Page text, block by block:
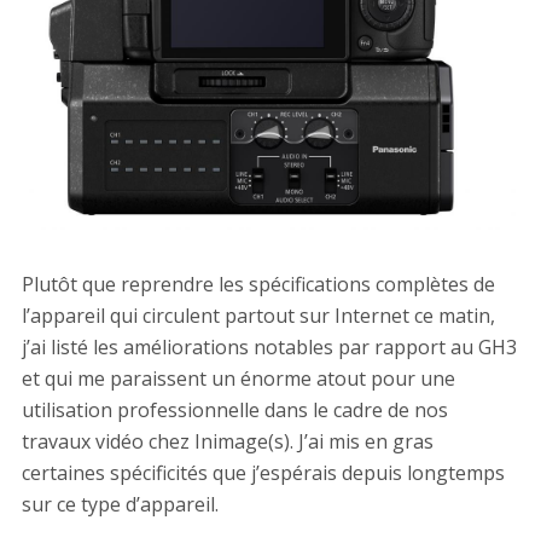
Plutôt que reprendre les spécifications complètes de
l’appareil qui circulent partout sur Internet ce matin,
j’ai listé les améliorations notables par rapport au GH3
et qui me paraissent un énorme atout pour une
utilisation professionnelle dans le cadre de nos
travaux vidéo chez Inimage(s). J’ai mis en gras
certaines spécificités que j’espérais depuis longtemps
sur ce type d’appareil.